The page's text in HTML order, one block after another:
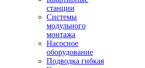
станции
Системы
модульного
монтажа
Насосное
оборудование
Подводка гибкая